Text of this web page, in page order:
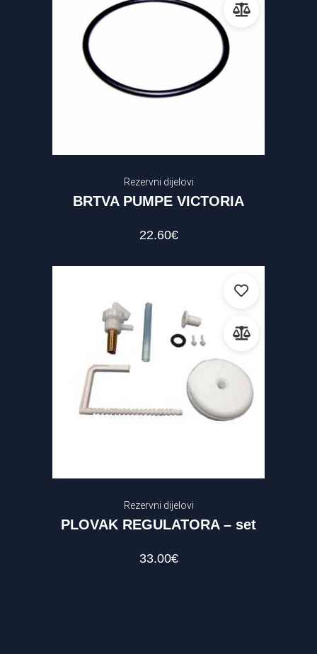
Rezervni dijelovi
BRTVA PUMPE VICTORIA
22.60€
Rezervni dijelovi
PLOVAK REGULATORA – set
33.00€